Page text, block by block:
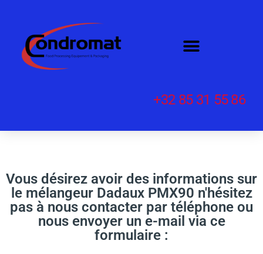
+32 85 31 55 86
Vous désirez avoir des informations sur
le mélangeur Dadaux PMX90 n'hésitez
pas à nous contacter par téléphone ou
nous envoyer un e-mail via ce
formulaire :